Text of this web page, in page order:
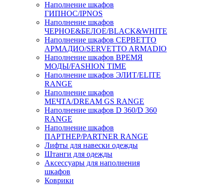
Наполнение шкафов
ГИПНОС/IPNOS
Наполнение шкафов
ЧЕРНОЕ&БЕЛОЕ/BLACK&WHITE
Наполнение шкафов СЕРВЕТТО
АРМАДИО/SERVETTO ARMADIO
Наполнение шкафов ВРЕМЯ
МОДЫ/FASHION TIME
Наполнение шкафов ЭЛИТ/ELITE
RANGE
Наполнение шкафов
МЕЧТА/DREAM GS RANGE
Наполнение шкафов D 360/D 360
RANGE
Наполнение шкафов
ПАРТНЕР/PARTNER RANGE
Лифты для навески одежды
Штанги для одежды
Аксессуары для наполнения
шкафов
Коврики